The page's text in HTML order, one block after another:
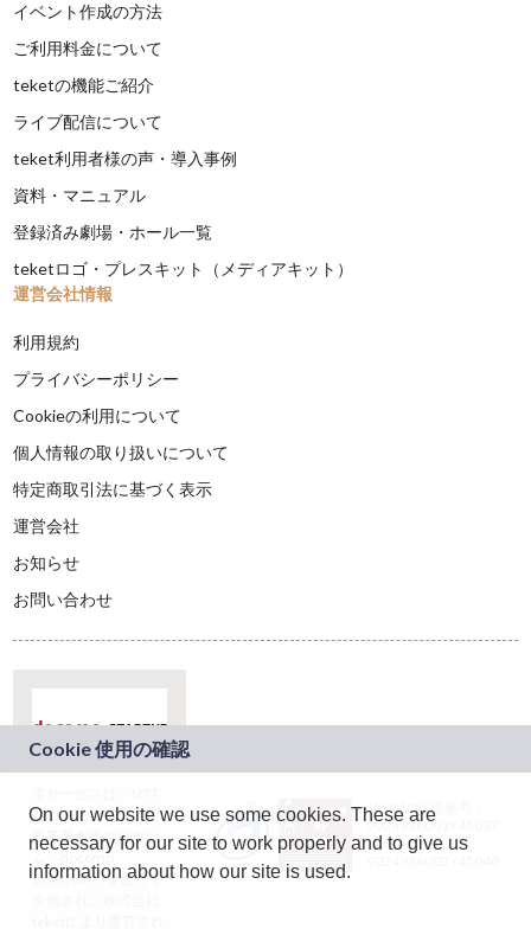
イベント作成の方法
ご利用料金について
teketの機能ご紹介
ライブ配信について
teket利用者様の声・導入事例
資料・マニュアル
登録済み劇場・ホール一覧
teketロゴ・プレスキット（メディアキット）
運営会社情報
利用規約
プライバシーポリシー
Cookieの利用について
個人情報の取り扱いについて
特定商取引法に基づく表示
運営会社
お知らせ
お問い合わせ
ドコモグループの新
規事業創出プログラ
ム「docomo
STARTUP」を通じて
JASRAC許諾番号：
9024936001Y45037
JASRAC許諾番号：
On our website we use some cookies. These are
necessary for our site to work properly and to give us
information about how our site is used.